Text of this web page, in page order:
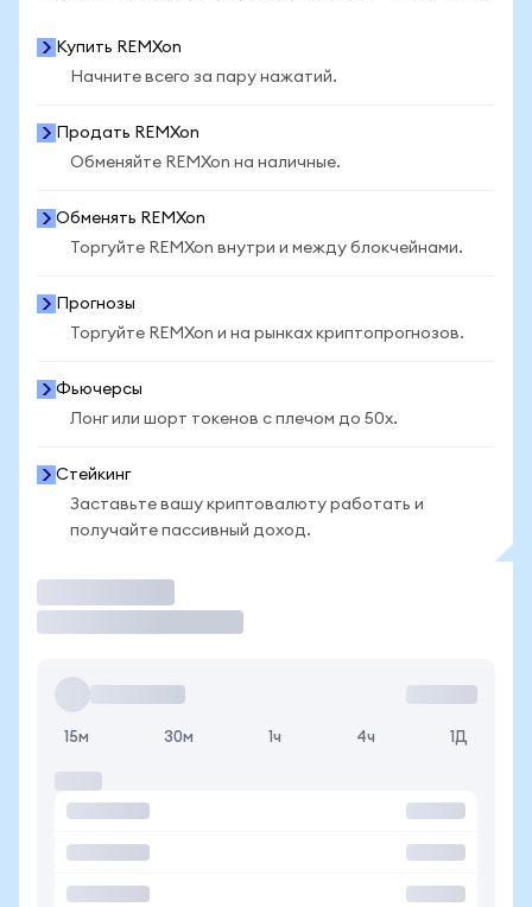
Купить REMXon
Начните всего за пару нажатий.
Продать REMXon
Обменяйте REMXon на наличные.
Обменять REMXon
Торгуйте REMXon внутри и между блокчейнами.
Прогнозы
Торгуйте REMXon и на рынках криптопрогнозов.
Фьючерсы
Лонг или шорт токенов с плечом до 50x.
Стейкинг
Заставьте вашу криптовалюту работать и
получайте пассивный доход.
15м 30м 1ч 4ч 1Д